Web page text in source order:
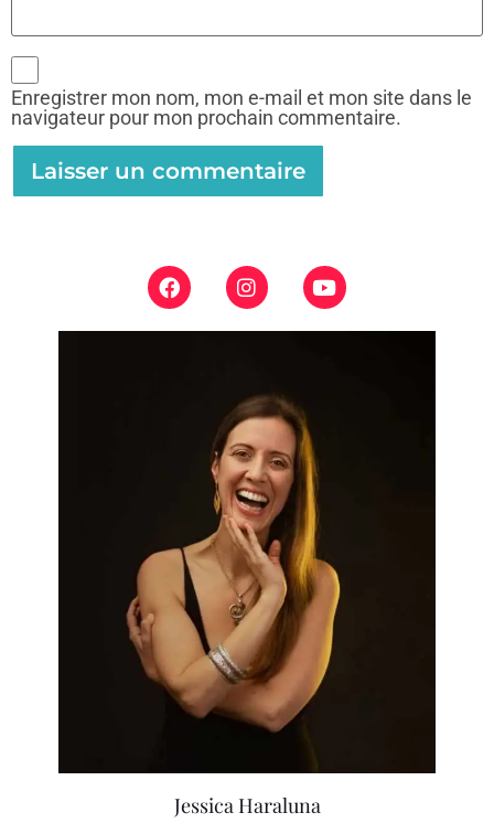
Enregistrer mon nom, mon e-mail et mon site dans le
navigateur pour mon prochain commentaire.
Jessica Haraluna